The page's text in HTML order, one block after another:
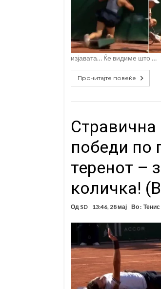
изјавата… Ќе видиме што …
Прочитајте повеќе
Стравична
победи по
теренот –
количка!
Од SD 13:46, 28 мај Во : Тенис